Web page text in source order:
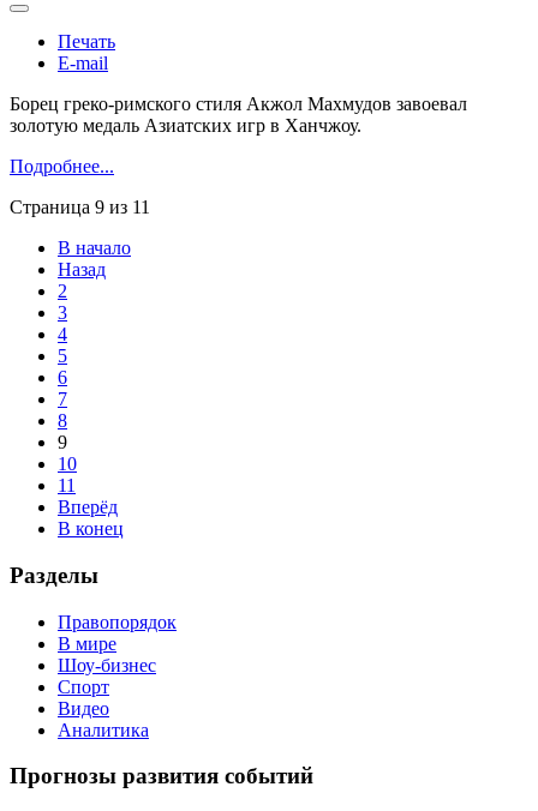
Печать
E-mail
Борец греко-римского стиля Акжол Махмудов завоевал
золотую медаль Азиатских игр в Ханчжоу.
Подробнее...
Страница 9 из 11
В начало
Назад
2
3
4
5
6
7
8
9
10
11
Вперёд
В конец
Разделы
Правопорядок
В мире
Шоу-бизнес
Спорт
Видео
Аналитика
Прогнозы развития событий